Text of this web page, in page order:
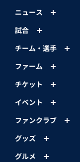
ニュース
試合
チーム・選手
ファーム
チケット
イベント
ファンクラブ
グッズ
グルメ